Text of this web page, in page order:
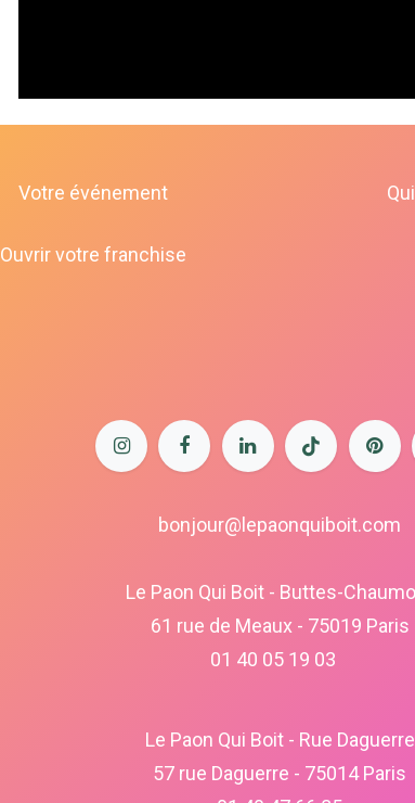
bonjour@lepaonquiboit.com
Le Paon Qui Boit - Buttes-
61 rue de Meaux - 75019 Paris
01 40 05 19 03
Le Paon Qui Boit - Rue Daguerre
57 rue Daguerre - 75014 Paris
Votre événement
Ouvrir votre franchise